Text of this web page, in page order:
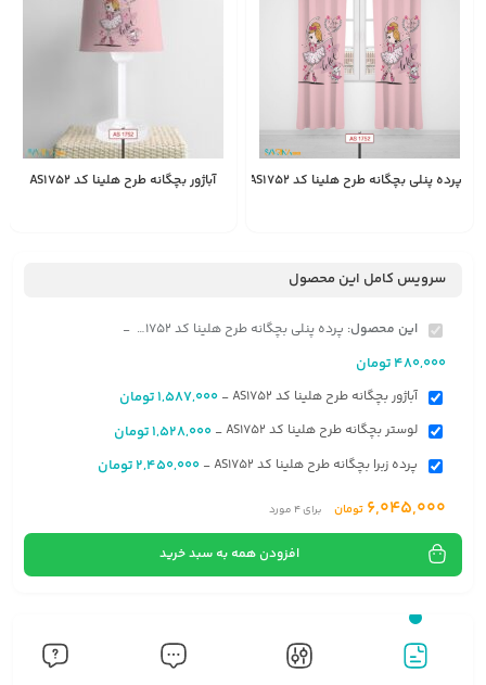
پرده پنلی بچگانه طرح هلینا کد AS1752 آباژور بچگانه طرح هلینا کد AS1752
سرویس کامل این محصول
این محصول: پرده پنلی بچگانه طرح هلینا کد AS1752 -
480,000تومان
آباژور بچگانه طرح هلینا کد AS1752 -
1,587,000تومان
لوستر بچگانه طرح هلینا کد AS1752 -
1,528,000تومان
پرده زبرا بچگانه طرح هلینا کد AS1752 -
2,450,000تومان
6,045,000 تومان برای4مورد
افزودن همه به سبد خرید